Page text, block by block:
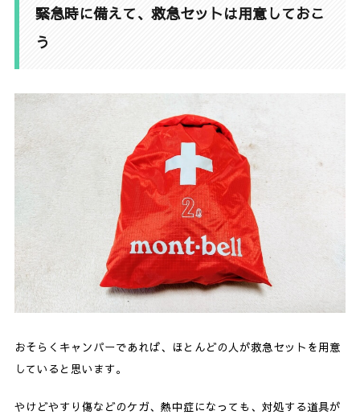
緊急時に備えて、救急セットは用意しておこ
う
おそらくキャンパーであれば、ほとんどの人が救急セットを用意
していると思います。
やけどやすり傷などのケガ、熱中症になっても、対処する道具が